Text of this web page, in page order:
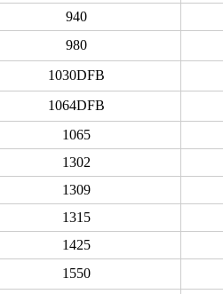
940
980
1030DFB
1064DFB
1065
1302
1309
1315
1425
1550